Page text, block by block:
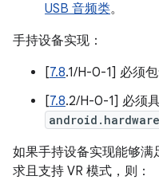
USB 音频类。
手持设备实现：
[7.8.1/H-0-1] 必须包
[7.8.2/H-0-1] 必须
如果手持设备实现能够满
求且支持 VR 模式，则：